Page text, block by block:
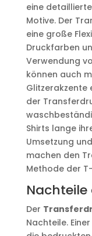
eine
Motive. Der
eine große
Druckfarben
Verwendung
können auch
Glitzerakzente
der
Shirts lange
Umsetzung
machen den
Methode der
Der
Nachteile.